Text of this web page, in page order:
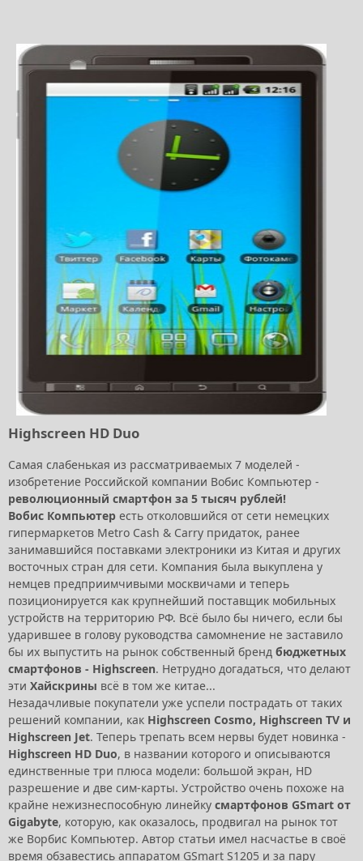
Highscreen HD Duo
Самая слабенькая из рассматриваемых 7 моделей -
изобретение Российской компании Вобис Компьютер -
революционный смартфон за 5 тысяч рублей!
Вобис Компьютер есть отколовшийся от сети немецких
гипермаркетов Metro Cash & Carry придаток, ранее
занимавшийся поставками электроники из Китая и других
восточных стран для сети. Компания была выкуплена у
немцев предприимчивыми москвичами и теперь
позиционируется как крупнейший поставщик мобильных
устройств на территорию РФ. Всё было бы ничего, если бы
ударившее в голову руководства самомнение не заставило
бы их выпустить на рынок собственный бренд бюджетных
смартфонов - Highscreen. Нетрудно догадаться, что делают
эти Хайскрины всё в том же китае...
Незадачливые покупатели уже успели пострадать от таких
решений компании, как Highscreen Cosmo, Highscreen TV и
Highscreen Jet. Теперь трепать всем нервы будет новинка -
Highscreen HD Duo, в названии которого и описываются
единственные три плюса модели: большой экран, HD
разрешение и две сим-карты. Устройство очень похоже на
крайне нежизнеспособную линейку смартфонов GSmart от
Gigabyte, которую, как оказалось, продвигал на рынок тот
же Ворбис Компьютер. Автор статьи имел насчастье в своё
время обзавестись аппаратом GSmart S1205 и за пару